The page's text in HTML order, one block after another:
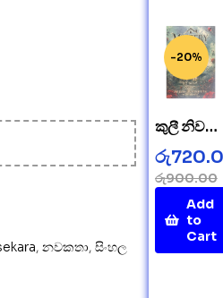
,නවකතා,සිංහල
-20%
කුලී නිවසේ
අබිරහස –
Mystery
in a
Rented
House
රු900.00
රු
Add
to
Cart